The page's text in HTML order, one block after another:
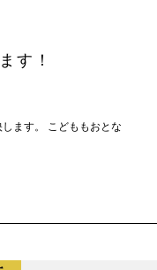
す！
ます。 こどももおとな